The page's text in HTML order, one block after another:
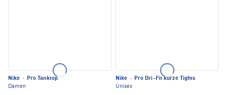
Nike · Pro Tanktop
Damen
Nike · Pro Dri-Fit kurze Tights
Unisex